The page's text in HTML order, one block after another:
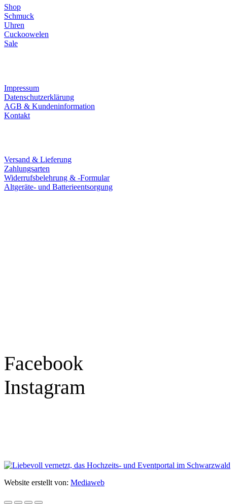
Shop
Schmuck
Uhren
Cuckoowelen
Sale
Impressum
Datenschutzerklärung
AGB & Kundeninformation
Kontakt
Versand & Lieferung
Zahlungsarten
Widerrufsbelehrung & -Formular
Altgeräte- und Batterieentsorgung
Facebook
Instagram
Website erstellt von: Mediaweb